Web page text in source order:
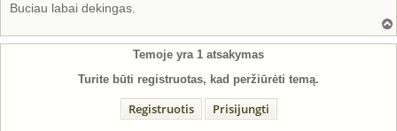
Buciau labai dekingas.
i
Temoje yra 1 atsakymas
Turite būti registruotas, kad peržiūrėti temą.
Registruotis Prisijungti